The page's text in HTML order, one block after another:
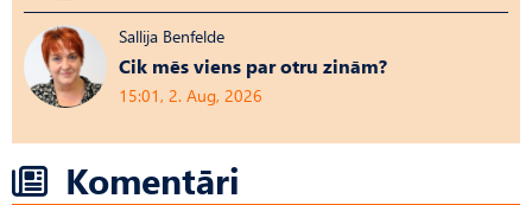
Sallija Benfelde
Cik mēs viens par otru zinām?
15:01, 2. Aug, 2026
Komentāri